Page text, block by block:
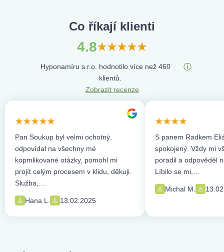
Co říkají klienti
4.8
Hyponamíru s.r.o. hodnotilo více než 460
klientů.
Zobrazit recenze
Pan Soukup byl velmi ochotný,
odpovídal na všechny mé
kopmlikované otázky, pomohl mi
projít celým procesem v klidu, děkuji.
Služba,…
Hana L. 13.02.2025
S panem Radkem
spokojený. Vždy mi
poradil a odpověděl
Líbilo se mi,…
Michal M.